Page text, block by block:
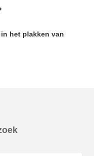
het plakken van